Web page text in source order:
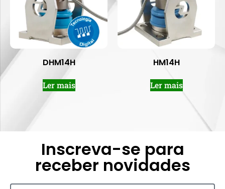
DHM14H
Ler mais
HM14H
Ler mais
Inscreva-se para
receber novidades